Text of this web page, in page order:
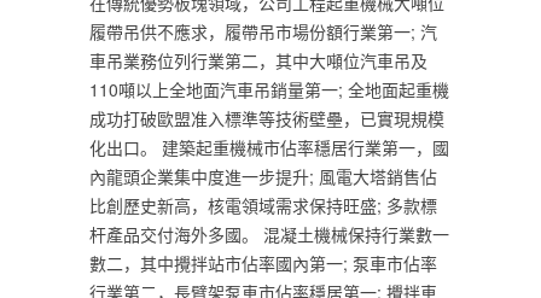
履帶吊供不應求，履帶吊市場份額行業第一; 汽
車吊業務位列行業第二，其中大噸位汽車吊及
110噸以上全地面汽車吊銷量第一; 全地面起重機
成功打破歐盟准入標準等技術壁壘，已實現規模
化出口。 建築起重機械市佔率穩居行業第一，國
內龍頭企業集中度進一步提升; 風電大塔銷售佔
比創歷史新高，核電領域需求保持旺盛; 多款標
杆產品交付海外多國。 混凝土機械保持行業數一
數二，其中攪拌站市佔率國內第一; 泵車市佔率
行業第二，長臂架泵車市佔率穩居第一; 攪拌車